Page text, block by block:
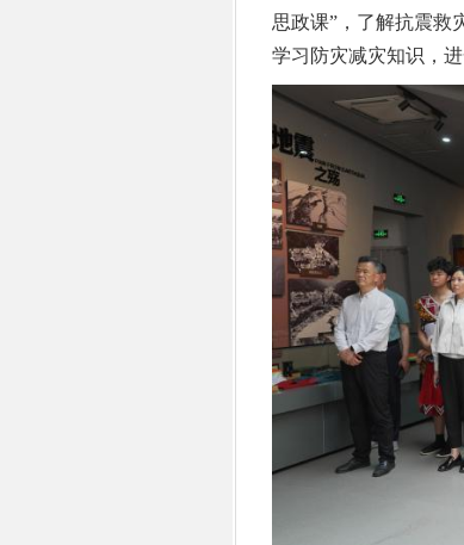
思政课”，了解抗震救
学习防灾减灾知识，